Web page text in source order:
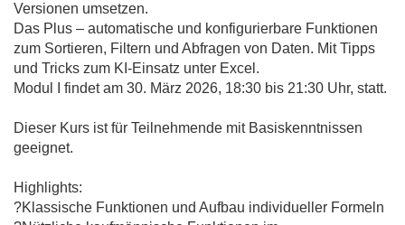
Versionen umsetzen.
Das Plus – automatische und konfigurierbare Funktionen
zum Sortieren, Filtern und Abfragen von Daten. Mit Tipps
und Tricks zum KI-Einsatz unter Excel.
Modul I findet am 30. März 2026, 18:30 bis 21:30 Uhr, statt.
Dieser Kurs ist für Teilnehmende mit Basiskenntnissen
geeignet.
Highlights:
?Klassische Funktionen und Aufbau individueller Formeln